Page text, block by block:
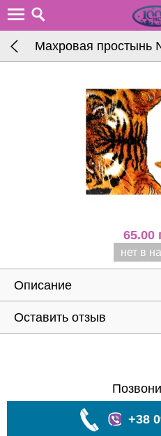
Махровая
65.00
нет в
Описание
Оставить отзыв
+38